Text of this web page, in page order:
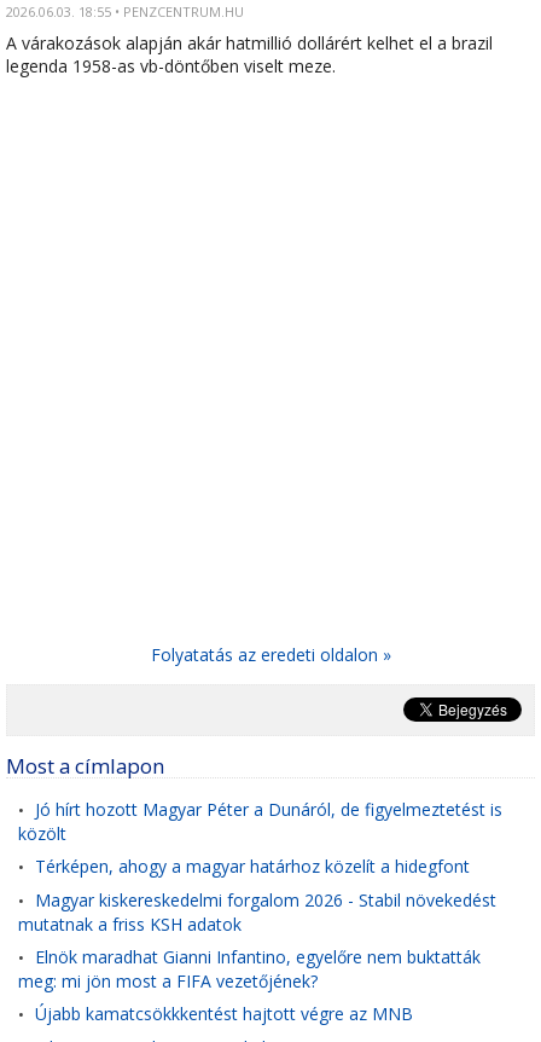
2026.06.03. 18:55 • PENZCENTRUM.HU
A várakozások alapján akár hatmillió dollárért kelhet el a brazil
legenda 1958-as vb-döntőben viselt meze.
Folyatatás az eredeti oldalon »
Most a címlapon
• Jó hírt hozott Magyar Péter a Dunáról, de figyelmeztetést is
közölt
• Térképen, ahogy a magyar határhoz közelít a hidegfont
• Magyar kiskereskedelmi forgalom 2026 - Stabil növekedést
mutatnak a friss KSH adatok
• Elnök maradhat Gianni Infantino, egyelőre nem buktatták
meg: mi jön most a FIFA vezetőjének?
• Újabb kamatcsökkkentést hajtott végre az MNB